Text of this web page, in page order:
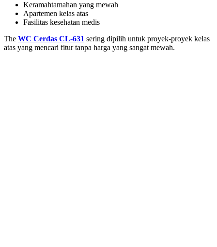
Keramahtamahan yang mewah
Apartemen kelas atas
Fasilitas kesehatan medis
The WC Cerdas CL-631 sering dipilih untuk proyek-proyek kelas
atas yang mencari fitur tanpa harga yang sangat mewah.